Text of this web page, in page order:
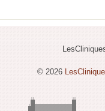
© 2026